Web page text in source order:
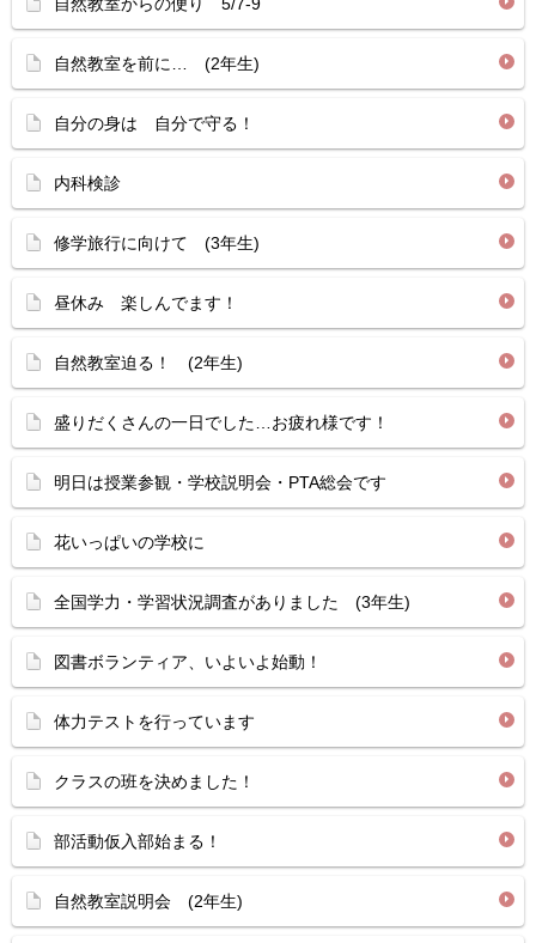
自然教室を前に… (2年生)
自分の身は 自分で守る！
内科検診
修学旅行に向けて (3年生)
昼休み 楽しんでます！
自然教室迫る！ (2年生)
盛りだくさんの一日でした…お疲れ様です！
明日は授業参観・学校説明会・PTA総会です
花いっぱいの学校に
全国学力・学習状況調査がありました (3年生)
図書ボランティア、いよいよ始動！
体力テストを行っています
クラスの班を決めました！
部活動仮入部始まる！
自然教室説明会 (2年生)